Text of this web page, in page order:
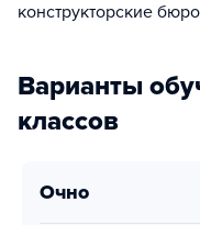
конструкторские
Варианты
классов
очно